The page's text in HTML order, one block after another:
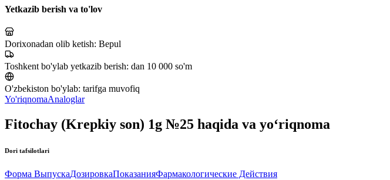
Yetkazib berish va to'lov
Dorixonadan olib ketish: Bepul
Toshkent bo'ylab yetkazib berish: dan 10 000 so'm
O'zbekiston bo'ylab: tarifga muvofiq
Yo'riqnomaAnaloglar
Fitochay (Krepkiy son) 1g №25 haqida va yo‘riqnoma
Dori tafsilotlari
Форма ВыпускаДозировкаПоказанияФармакологические Действия